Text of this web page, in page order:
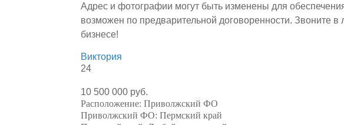
Адрес и фотографии могут быть изменены для
возможен по предварительной договоренности. Звоните
бизнесе!
Виктория
24
10 500 000 руб.
Расположение: Приволжский ФО
Приволжский ФО: Пермский край